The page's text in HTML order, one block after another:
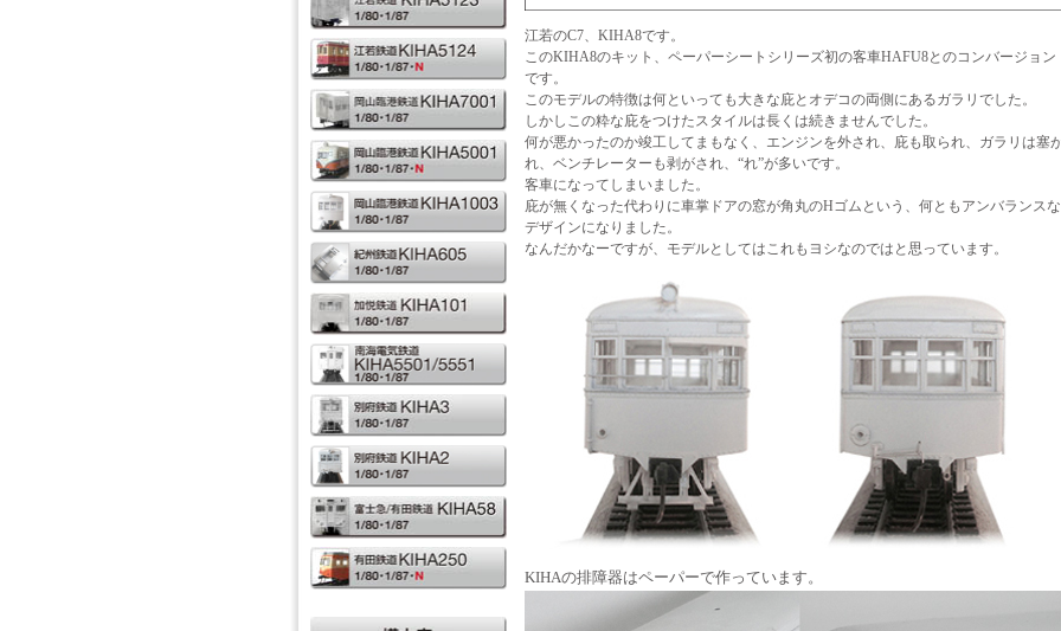
江若のC7、KIHA8です。
このKIHA8のキット、ペーパーシートシリーズ初の客車HAFU8とのコンバージョン
です。
このモデルの特徴は何といっても大きな庇とオデコの両側にあるガラリでした。
しかしこの粋な庇をつけたスタイルは長くは続きませんでした。
何が悪かったのか竣工してまもなく、エンジンを外され、庇も取られ、ガラリは塞
れ、ベンチレーターも剥がされ、“れ”が多いです。
客車になってしまいました。
庇が無くなった代わりに車掌ドアの窓が角丸のHゴムという、何ともアンバランスな
デザインになりました。
なんだかなーですが、モデルとしてはこれもヨシなのではと思っています。
KIHAの排障器はペーパーで作っています。